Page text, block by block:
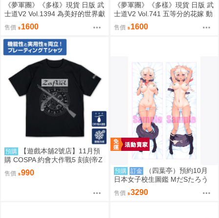
《夢軍團》《多樣》現貨 日版 武
士道V2 Vol.1394 為美好的世界獻
上祝福！ 動漫桌墊 卡墊 達克妮
絲&阿克婭
售價 1600
《夢軍團》《多樣》現貨 日版 武
士道V2 Vol.741 五等分的花嫁 動
漫桌墊 卡墊 全員婚紗ver.
售價 1600
預購
【遊戲本舖2號店】11月預
購 COSPA 約會大作戰5 刻刻帝Z
aphkiel 雙面編織涼感速乾T恤 08
22
售價 990 預購 訂金
（四葉亭）預約10月
日本女子校生圖鑑 MだSたろう
原畫 速水陽菜 抱枕套 0826
售價 3290